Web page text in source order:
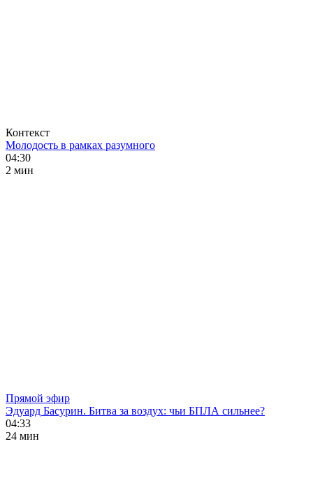
Контекст
Молодость в рамках разумного
04:30
2 мин
Прямой эфир
Эдуард Басурин. Битва за воздух: чьи БПЛА сильнее?
04:33
24 мин